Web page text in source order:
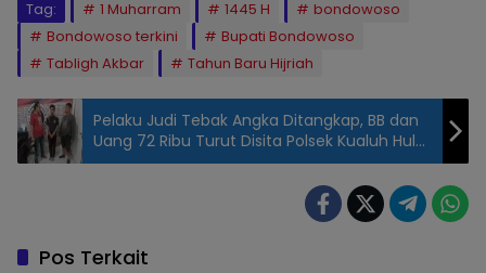
Tag: 1 Muharram 1445 H
bondowoso
Bondowoso terkini
Bupati Bondowoso
Tabligh Akbar
Tahun Baru Hijriah
Pelaku Judi Tebak Angka Ditangkap, BB dan
Uang 72 Ribu Turut Disita Polsek Kualuh Hulu
Labura
Pos Terkait